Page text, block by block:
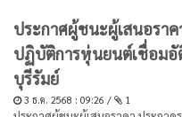
ประกาศผู้ชนะผู้เสนอรา
ปฏิบัติการหุ่นยนต์เชื่อมอั
บุรีรัมย์
3 ธ.ค. 2568 : 09:26 / 1